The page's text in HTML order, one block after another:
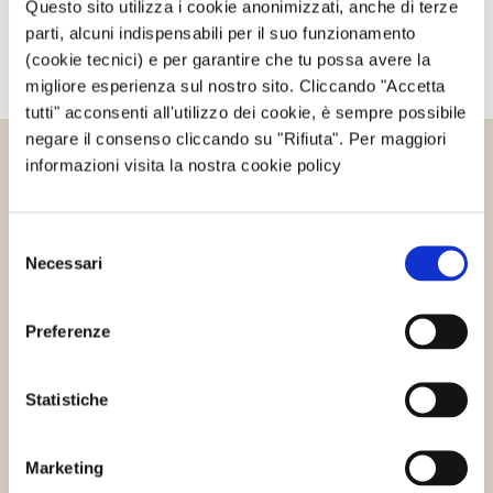
Questo sito utilizza i cookie anonimizzati, anche di terze
parti, alcuni indispensabili per il suo funzionamento
(cookie tecnici) e per garantire che tu possa avere la
migliore esperienza sul nostro sito. Cliccando "Accetta
tutti" acconsenti all'utilizzo dei cookie, è sempre possibile
negare il consenso cliccando su "Rifiuta". Per maggiori
informazioni visita la nostra cookie policy
delNecessari
Preferenze
Statistiche
Marketing